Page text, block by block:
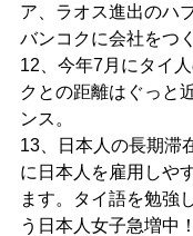
ア、ラオス進出のハ
バンコクに会社をつ
12、今年7月にタイ
クとの距離はぐっと
ンス。
13、日本人の長期滞
に日本人を雇用しや
ます。タイ語を勉強
う日本人女子急増中！